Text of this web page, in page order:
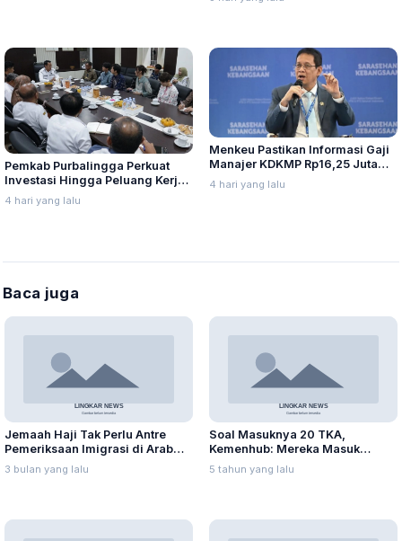
Pemkab Purbalingga Perkuat
Investasi Hingga Peluang Kerja
di Jepang
4 hari yang lalu
Menkeu Pastikan Informasi Gaji
Manajer KDKMP Rp16,25 Juta
Tidak Benar
4 hari yang lalu
Baca juga
Jemaah Haji Tak Perlu Antre
Pemeriksaan Imigrasi di Arab
Saudi
3 bulan yang lalu
Soal Masuknya 20 TKA,
Kemenhub: Mereka Masuk
Sebelum PPKM Darurat
5 tahun yang lalu